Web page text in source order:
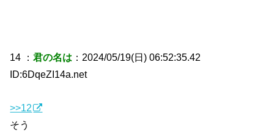
14 ：君の名は ：2024/05/19(日) 06:52:35.42
ID:6DqeZI14a.net
>>12
そう